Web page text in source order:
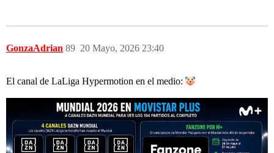
GonzaAdrian 20 Mayo, 2026 23:40
89
El canal de LaLiga Hypermotion en el medio: